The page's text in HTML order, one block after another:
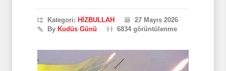
Kategori: HİZBULLAH
27 Mayıs 2026
By Kudüs Günü 6834 görüntülenme